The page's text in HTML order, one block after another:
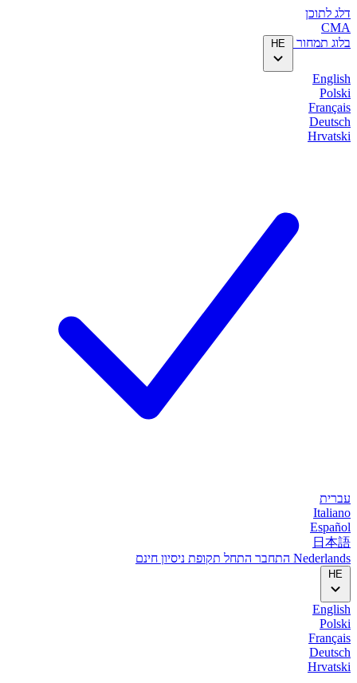
דלג לתוכן
CMA
בלוג תמחור HE
English
Polski
Français
Deutsch
Hrvatski
עברית
Italiano
Español
日本語
Nederlands התחבר התחל תקופת ניסיון חינם
HE
English
Polski
Français
Deutsch
Hrvatski